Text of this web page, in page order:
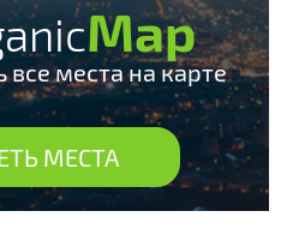
Map
все места на карте
МЕСТА